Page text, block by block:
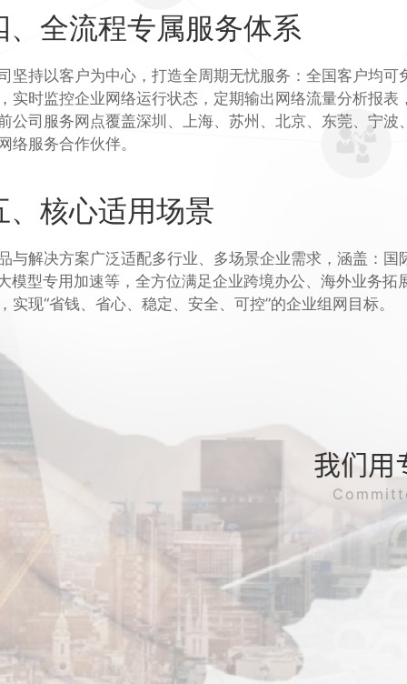
、全流程专属服务体系
坚持以客户为中心，打造全周期无忧服务：全国客户均
实时监控企业网络运行状态，定期输出网络流量分析报
公司服务网点覆盖深圳、上海、苏州、北京、东莞、宁
络服务合作伙伴。
、核心适用场景
与解决方案广泛适配多行业、多场景企业需求，涵盖：
模型专用加速等，全方位满足企业跨境办公、海外业务
实现“省钱、省心、稳定、安全、可控”的企业组网目标。
我们用